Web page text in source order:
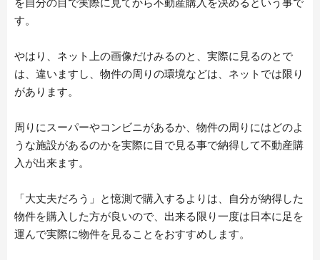
す。
やはり、ネット上の画像だけみるのと、実際に見るのとで
は、違いますし、物件の周りの環境などは、ネットでは限り
があります。
周りにスーパーやコンビニがあるか、物件の周りにはどのよ
うな施設があるのかを実際に目で見る事で納得して不動産購
入が出来ます。
「大丈夫だろう」と憶測で購入するよりは、自分が納得した
物件を購入した方が良いので、出来る限り一度は日本に足を
運んで実際に物件を見ることをおすすめします。
日本語
中文简体
Español
Indonesian
ARTICLE LIST
LIVING